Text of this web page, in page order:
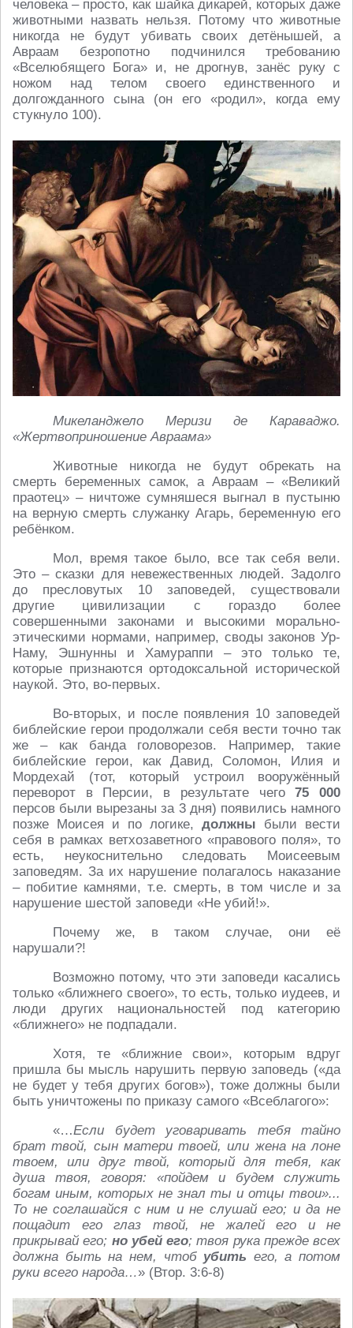
человека – просто, как шайка дикарей, которых даже
животными назвать нельзя. Потому что животные
никогда не будут убивать своих детёнышей, а
Авраам безропотно подчинился требованию
«Вселюбящего Бога» и, не дрогнув, занёс руку с
ножом над телом своего единственного и
долгожданного сына (он его «родил», когда ему
стукнуло 100).
Микеланджело Меризи де Караваджо.
«Жертвоприношение Авраама»
Животные никогда не будут обрекать на
смерть беременных самок, а Авраам – «Великий
праотец» – ничтоже сумняшеся выгнал в пустыню
на верную смерть служанку Агарь, беременную его
ребёнком.
Мол, время такое было, все так себя вели.
Это – сказки для невежественных людей. Задолго
до пресловутых 10 заповедей, существовали
другие цивилизации с гораздо более
совершенными законами и высокими морально-
этическими нормами, например, своды законов Ур-
Наму, Эшнунны и Хамураппи – это только те,
которые признаются ортодоксальной исторической
наукой. Это, во-первых.
Во-вторых, и после появления 10 заповедей
библейские герои продолжали себя вести точно так
же – как банда головорезов. Например, такие
библейские герои, как Давид, Соломон, Илия и
Мордехай (тот, который устроил вооружённый
переворот в Персии, в результате чего75 000
персов были вырезаны за 3 дня) появились намного
позже Моисея и по логике, должны были вести
себя в рамках ветхозаветного «правового поля», то
есть, неукоснительно следовать Моисеевым
заповедям. За их нарушение полагалось наказание
– побитие камнями, т.е. смерть, в том числе и за
нарушение шестой заповеди «Не убий!».
Почему же, в таком случае, они её
нарушали?!
Возможно потому, что эти заповеди касались
только «ближнего своего», то есть, только иудеев, и
люди других национальностей под категорию
«ближнего» не подпадали.
Хотя, те «ближние свои», которым вдруг
пришла бы мысль нарушить первую заповедь («да
не будет у тебя других богов»), тоже должны были
быть уничтожены по приказу самого «Всеблагого»:
«…Если будет уговаривать тебя тайно
брат твой, сын матери твоей, или жена на лоне
твоем, или друг твой, который для тебя, как
душа твоя, говоря: «пойдем и будем служить
богам иным, которых не знал ты и отцы твои»...
То не соглашайся с ним и не слушай его; и да не
пощадит его глаз твой, не жалей его и не
прикрывай его; но убей его; твоя рука прежде всех
должна быть на нем, чтоб убить его, а потом
руки всего народа…» (Втор. 3:6-8)